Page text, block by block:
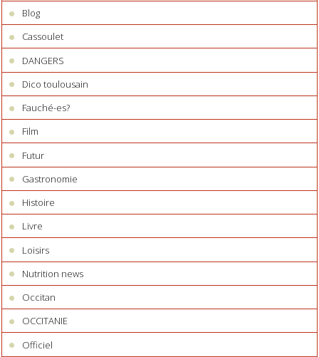
Blog
Cassoulet
DANGERS
Dico toulousain
Fauché-es?
Film
Futur
Gastronomie
Histoire
Livre
Loisirs
Nutrition news
Occitan
OCCITANIE
Officiel